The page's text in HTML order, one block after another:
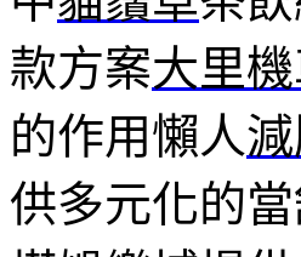
款方案大里
的作用懶人
供多元化的